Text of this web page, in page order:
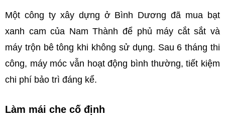
Một công ty xây dựng ở Bình Dương đã mua bạt
xanh cam của Nam Thành để phủ máy cắt sắt và
máy trộn bê tông khi không sử dụng. Sau 6 tháng thi
công, máy móc vẫn hoạt động bình thường, tiết kiệm
chi phí bảo trì đáng kể.
Làm mái che cố định